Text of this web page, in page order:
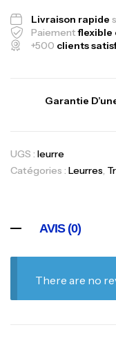
Livraison rapide
Paiementflexible
+500 clients
Garantie
UGS : leurre
Catégories : Leurres,
AVIS (0)
There are no